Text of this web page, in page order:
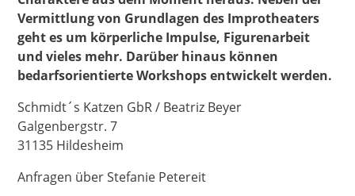
Vermittlung von Grundlagen des Improtheaters
geht es um körperliche Impulse, Figurenarbeit
und vieles mehr. Darüber hinaus können
bedarfsorientierte Workshops entwickelt werden.
Schmidt´s Katzen GbR / Beatriz Beyer
Galgenbergstr. 7
31135 Hildesheim
Anfragen über Stefanie Petereit